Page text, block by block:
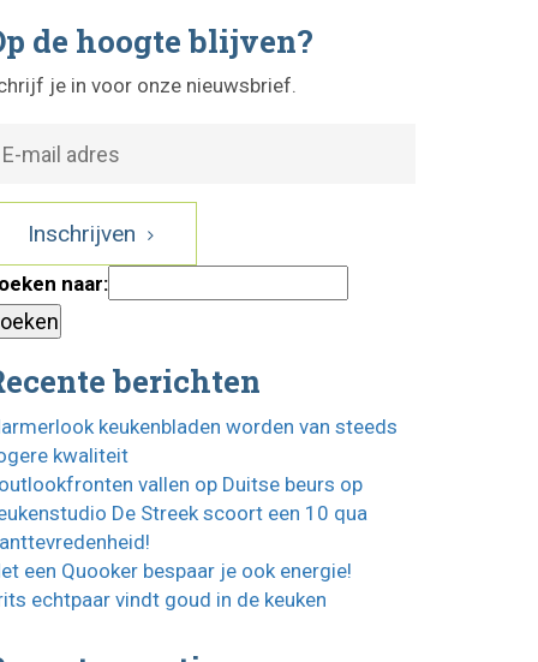
de hoogte blijven?
je in voor onze nieuwsbrief.
Inschrijven
naar:
berichten
keukenbladen worden van steeds
kwaliteit
vallen op Duitse beurs op
De Streek scoort een 10 qua
een Quooker bespaar je ook energie!
echtpaar vindt goud in de keuken